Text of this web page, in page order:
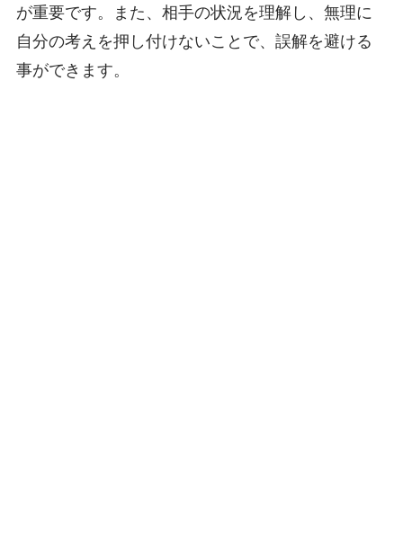
が重要です。また、相手の状況を理解し、無理に
自分の考えを押し付けないことで、誤解を避ける
事ができます。